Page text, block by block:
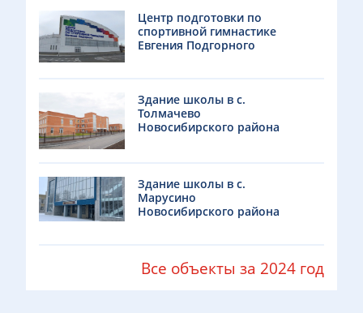
Центр подготовки по
спортивной гимнастике
Евгения Подгорного
Здание школы в с.
Толмачево
Новосибирского района
Здание школы в с.
Марусино
Новосибирского района
Все объекты за 2024 год